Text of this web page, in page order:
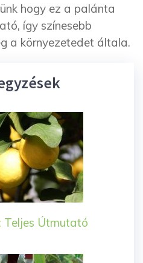
hogy ez a palánta
így színesebb
a környezetedet általa.
Teljes Útmutató